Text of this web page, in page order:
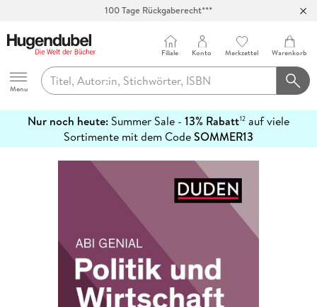
100 Tage Rückgaberecht***
Hugendubel
Menu
Filiale Konto Merkzettel Warenkorb
Nur noch heute: Summer Sale - 13% Rabatt12 auf viele
Sortimente mit dem CodeSOMMER13
erfahren